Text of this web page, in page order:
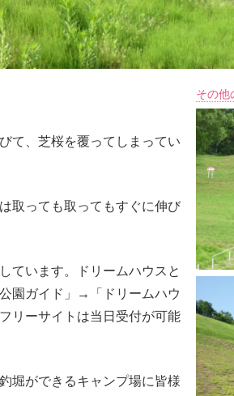
て、芝桜を覆ってしまってい
取っても取ってもすぐに伸び
ています。ドリームハウスと
園ガイド」→「ドリームハウ
リーサイトは当日受付が可能
堀ができるキャンプ場に皆様
その他